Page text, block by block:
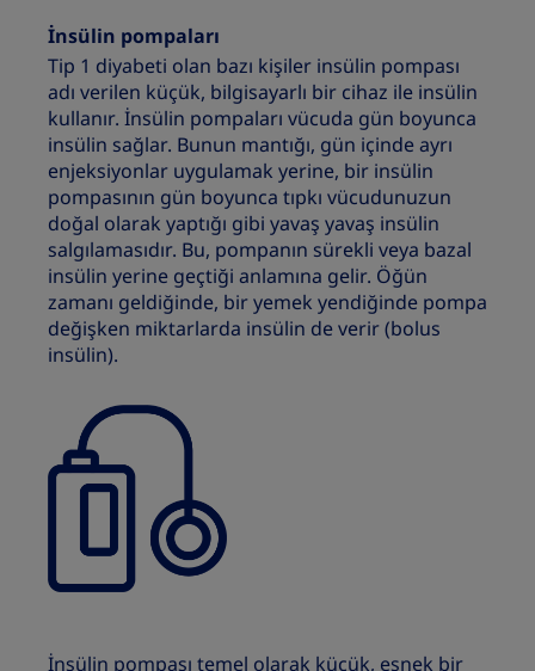
İnsülin pompaları
Tip 1 diyabeti olan bazı kişiler insülin pompası
adı verilen küçük, bilgisayarlı bir cihaz ile insülin
kullanır. İnsülin pompaları vücuda gün boyunca
insülin sağlar. Bunun mantığı, gün içinde ayrı
enjeksiyonlar uygulamak yerine, bir insülin
pompasının gün boyunca tıpkı vücudunuzun
doğal olarak yaptığı gibi yavaş yavaş insülin
salgılamasıdır. Bu, pompanın sürekli veya bazal
insülin yerine geçtiği anlamına gelir. Öğün
zamanı geldiğinde, bir yemek yendiğinde pompa
değişken miktarlarda insülin de verir (bolus
insülin).
İnsülin pompası temel olarak küçük, esnek bir